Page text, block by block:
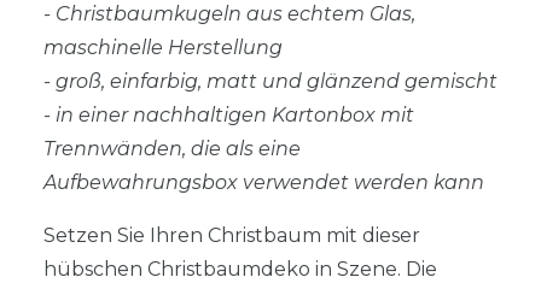
- Christbaumkugeln aus echtem Glas,
maschinelle Herstellung
- groß, einfarbig, matt und glänzend gemischt
- in einer nachhaltigen Kartonbox mit
Trennwänden, die als eine
Aufbewahrungsbox verwendet werden kann
Setzen Sie Ihren Christbaum mit dieser
hübschen Christbaumdeko in Szene. Die